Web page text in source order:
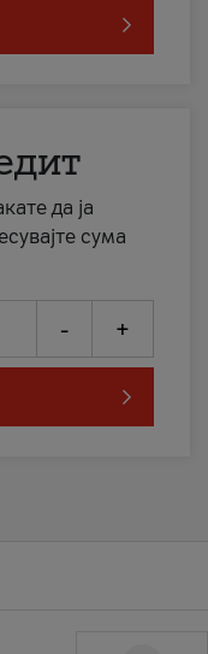
да ја
сума
- +